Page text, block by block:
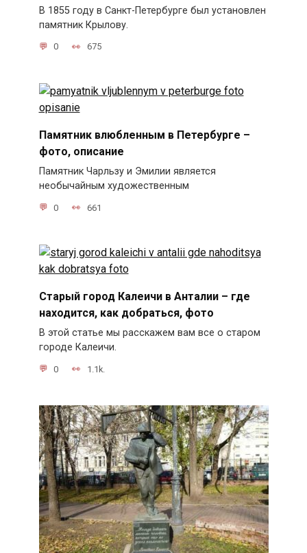
В 1855 году в Санкт-Петербурге был установлен
памятник Крылову.
0 675
Памятник влюбленным в Петербурге –
фото, описание
Памятник Чарльзу и Эмилии является
необычайным художественным
0 661
Старый город Калеичи в Анталии – где
находится, как добраться, фото
В этой статье мы расскажем вам все о старом
городе Калеичи.
0 1.1k.